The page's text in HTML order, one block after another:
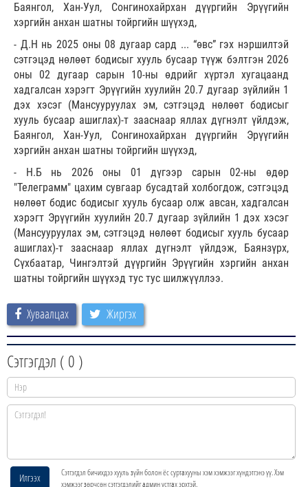
Баянгол, Хан-Уул, Сонгинохайрхан дүүргийн Эрүүгийн
хэргийн анхан шатны тойргийн шүүхэд,
- Д.Н нь 2025 оны 08 дугаар сард ... “өвс” гэх нэршилтэй
сэтгэцэд нөлөөт бодисыг хууль бусаар түүж бэлтгэн 2026
оны 02 дугаар сарын 10-ны өдрийг хүртэл хугацаанд
хадгалсан хэрэгт Эрүүгийн хуулийн 20.7 дугаар зүйлийн 1
дэх хэсэг (Мансууруулах эм, сэтгэцэд нөлөөт бодисыг
хууль бусаар ашиглах)-т зааснаар яллах дүгнэлт үйлдэж,
Баянгол, Хан-Уул, Сонгинохайрхан дүүргийн Эрүүгийн
хэргийн анхан шатны тойргийн шүүхэд,
- Н.Б нь 2026 оны 01 дүгээр сарын 02-ны өдөр
"Телеграмм" цахим сувгаар бусадтай холбогдож, сэтгэцэд
нөлөөт бодис бодисыг хууль бусаар олж авсан, хадгалсан
хэрэгт Эрүүгийн хуулийн 20.7 дугаар зүйлийн 1 дэх хэсэг
(Мансууруулах эм, сэтгэцэд нөлөөт бодисыг хууль бусаар
ашиглах)-т зааснаар яллах дүгнэлт үйлдэж, Баянзүрх,
Сүхбаатар, Чингэлтэй дүүргийн Эрүүгийн хэргийн анхан
шатны тойргийн шүүхэд тус тус шилжүүллээ.
Хуваалцах Жиргэх
Сэтгэгдэл ( 0 )
Илгээх
Сэтгэгдэл бичихдээ хууль зүйн болон ёс суртахууны хэм хэмжээг хүндэтгэнэ үү. Хэм
хэмжээг зөрчсөн сэтгэгдэлийг админ устгах эрхтэй.